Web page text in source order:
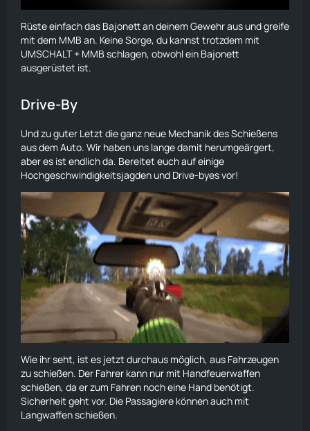
Rüste einfach das Bajonett an deinem Gewehr aus und greife
mit dem MMB an. Keine Sorge, du kannst trotzdem mit
UMSCHALT + MMB schlagen, obwohl ein Bajonett
ausgerüstet ist.
Drive-By
Und zu guter Letzt die ganz neue Mechanik des Schießens
aus dem Auto. Wir haben uns lange damit herumgeärgert,
aber es ist endlich da. Bereitet euch auf einige
Hochgeschwindigkeitsjagden und Drive-byes vor!
Wie ihr seht, ist es jetzt durchaus möglich, aus Fahrzeugen
zu schießen. Der Fahrer kann nur mit Handfeuerwaffen
schießen, da er zum Fahren noch eine Hand benötigt.
Sicherheit geht vor. Die Passagiere können auch mit
Langwaffen schießen.